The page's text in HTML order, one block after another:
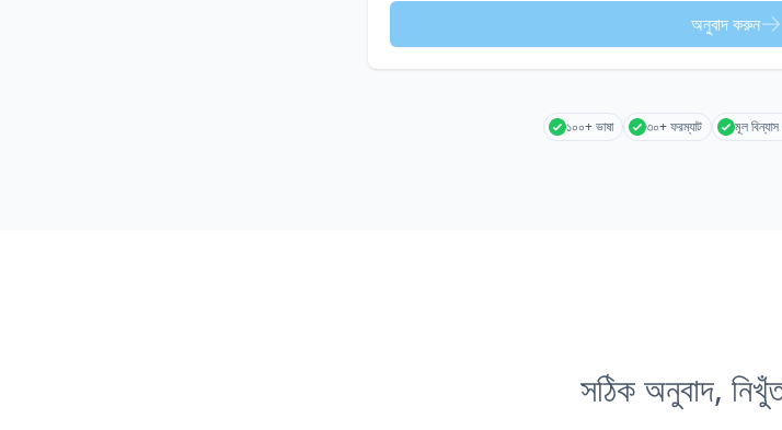
অনুবাদ করুন
১০০+ ভাষা ৩০+ ফরম্যাট মূল
সঠিক অনুবাদ,